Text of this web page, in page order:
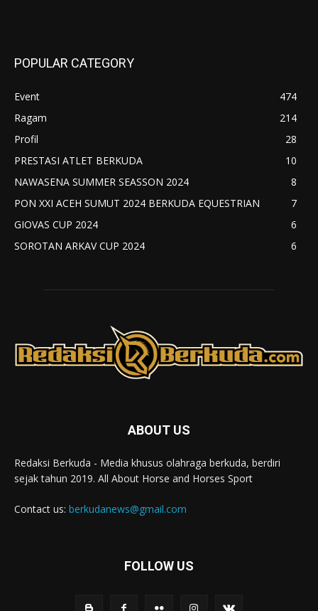
POPULAR CATEGORY
Event
474
Ragam
214
Profil
28
PRESTASI ATLET BERKUDA
10
NAWASENA SUMMER SEASSON 2024
8
PON XXI ACEH SUMUT 2024 BERKUDA EQUESTRIAN
7
GIOVAS CUP 2024
6
SOROTAN ARKAV CUP 2024
6
ABOUT US
Redaksi Berkuda - Media khusus olahraga berkuda, berdiri
sejak tahun 2019. All About Horse and Horses Sport
Contact us: berkudanews@gmail.com
FOLLOW US